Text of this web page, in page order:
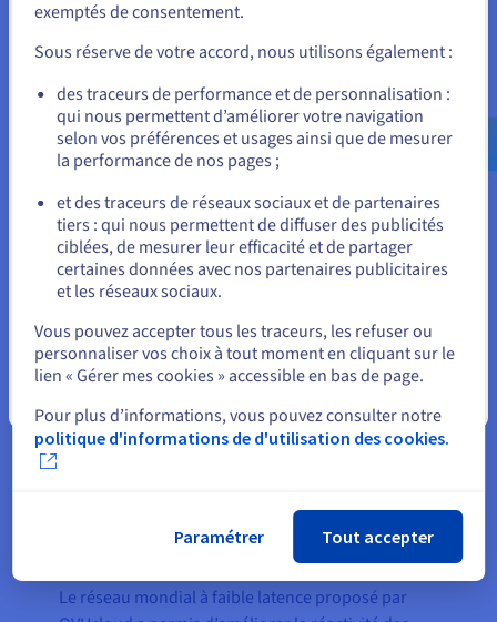
une tolérance aux pannes et une redondance
géographique, autant d’éléments clés pour
« Grâce à notre collaboration
avec OVHcloud, nous avons pu
éliminer les goulots
d’étranglement liés aux
performances et corriger
certaines inefficacités
opérationnelles. La rapidité de
déploiement, la modernité du
matériel et la tarification
prévisible ont immédiatement
renforcé l’évolutivité de notre
chez Everstake
Le réseau mondial à faible latence proposé par
Pour commander, rendez-vous sur le site de votre pays (États-
Allez sur le site États-Unis
us.ovhcloud.com/
Anglais USD - $
ou
Rester sur le site actuel
Sélectionner un autre site web
exemptés de consentement.
Sous réserve de votre accord, nous utilisons également :
des traceurs de performance et de personnalisation :
qui nous permettent d’améliorer votre navigation
selon vos préférences et usages ainsi que de mesurer
la performance de nos pages ;
et des traceurs de réseaux sociaux et de partenaires
tiers : qui nous permettent de diffuser des publicités
ciblées, de mesurer leur efficacité et de partager
certaines données avec nos partenaires publicitaires
et les réseaux sociaux.
Vous pouvez accepter tous les traceurs, les refuser ou
personnaliser vos choix à tout moment en cliquant sur le
lien « Gérer mes cookies » accessible en bas de page.
Pour plus d’informations, vous pouvez consulter notre
politique d'informations de d'utilisation des cookies.
Paramétrer Tout accepter